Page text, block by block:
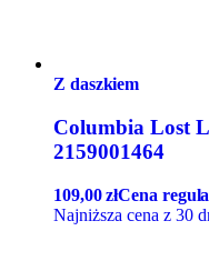
Z daszkiem
Columbia Lost
2159001464
109,00złCena
Najniższa cena z 30